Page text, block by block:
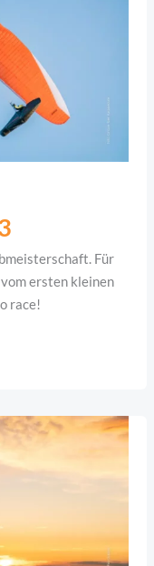
Für
ersten kleinen
race!